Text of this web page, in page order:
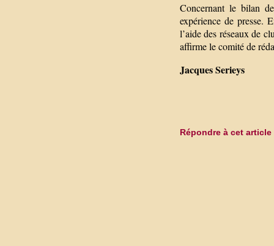
Concernant le bilan
expérience de presse.
l’aide des réseaux de
affirme le comité de
Jacques Serieys
Répondre à cet article